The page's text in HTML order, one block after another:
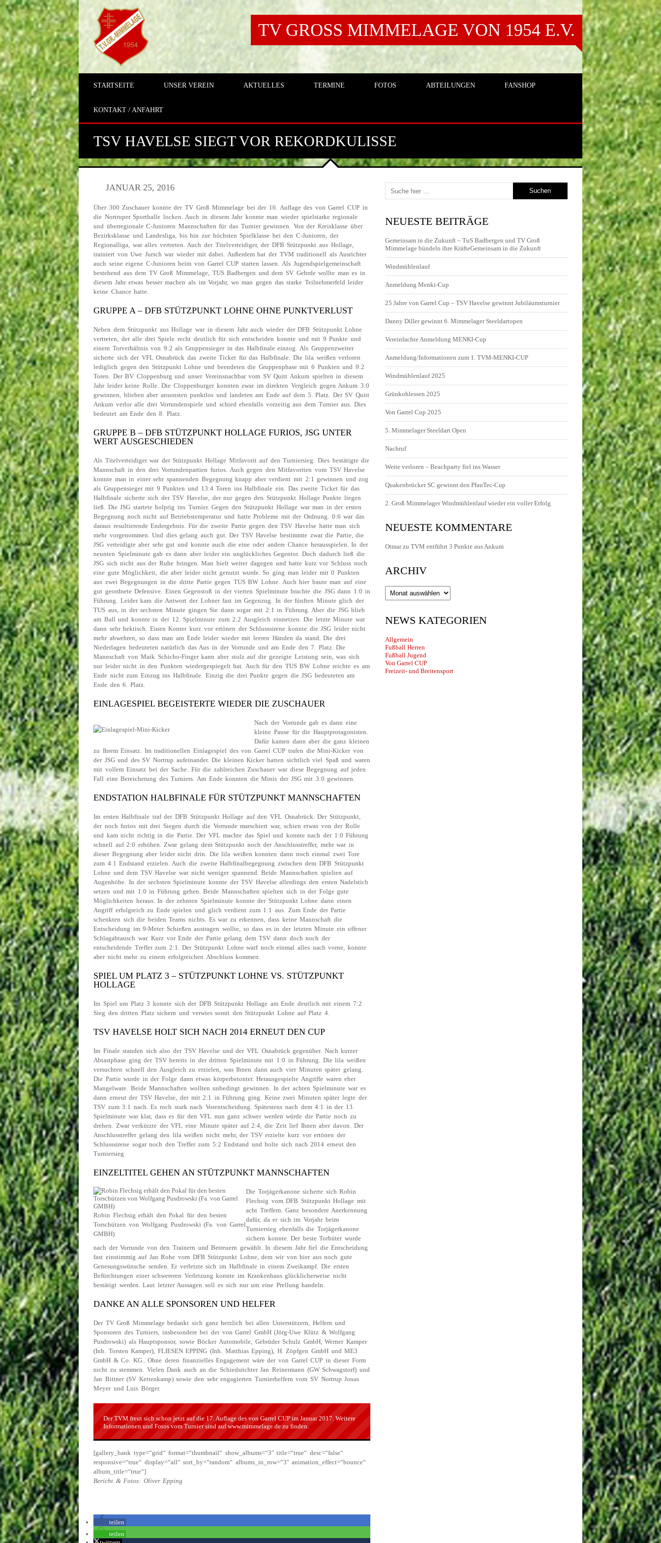
TV GROSS MIMMELAGE VON 1954 E.V.
STARTSEITE UNSER VEREIN AKTUELLES TERMINE FOTOS ABTEILUNGEN FANSHOP
KONTAKT / ANFAHRT
TSV HAVELSE SIEGT VOR REKORDKULISSE
JANUAR 25, 2016
Über 300 Zuschauer konnte der TV Groß Mimmelage bei der 16. Auflage des von Garrel CUP in
die Nortruper Sporthalle locken. Auch in diesem Jahr konnte man wieder spielstarke regionale
und überregionale C-Junioren Mannschaften für das Turnier gewinnen. Von der Kreisklasse über
Bezirksklasse und Landesliga, bis hin zur höchsten Spielklasse bei den C-Junioren, der
Regionalliga, war alles vertreten. Auch der Titelverteidiger, der DFB Stützpunkt aus Hollage,
trainiert von Uwe Jursch war wieder mit dabei. Außerdem hat der TVM traditionell als Ausrichter
auch seine eigene C-Junioren beim von Garrel CUP starten lassen. Als Jugendspielgemeinschaft
bestehend aus dem TV Groß Mimmelage, TUS Badbergen und dem SV Gehrde wollte man es in
diesem Jahr etwas besser machen als im Vorjahr, wo man gegen das starke Teilnehmerfeld leider
keine Chance hatte.
GRUPPE A – DFB STÜTZPUNKT LOHNE OHNE PUNKTVERLUST
Neben dem Stützpunkt aus Hollage war in diesem Jahr auch wieder der DFB Stützpunkt Lohne
vertreten, der alle drei Spiele recht deutlich für sich entscheiden konnte und mit 9 Punkte und
einem Torverhältnis von 9:2 als Gruppensieger in das Halbfinale einzog. Als Gruppenzweiter
sicherte sich der VFL Osnabrück das zweite Ticket für das Halbfinale. Die lila weißen verloren
lediglich gegen den Stützpunkt Lohne und beendeten die Gruppenphase mit 6 Punkten und 9:2
Toren. Der BV Cloppenburg und unser Vereinsnachbar vom SV Quitt Ankum spielten in diesem
Jahr leider keine Rolle. Die Cloppenburger konnten zwar im direkten Vergleich gegen Ankum 3:0
gewinnen, blieben aber ansonsten punktlos und landeten am Ende auf dem 5. Platz. Der SV Quitt
Ankum verlor alle drei Vorrundenspiele und schied ebenfalls vorzeitig aus dem Turnier aus. Dies
bedeutet am Ende den 8. Platz.
GRUPPE B – DFB STÜTZPUNKT HOLLAGE FURIOS, JSG UNTER
WERT AUSGESCHIEDEN
Als Titelverteidiger war der Stützpunkt Hollage Mitfavorit auf den Turniersieg. Dies bestätigte die
Mannschaft in den drei Vorrundenpartien furios. Auch gegen den Mitfavoriten vom TSV Havelse
konnte man in einer sehr spannenden Begegnung knapp aber verdient mit 2:1 gewinnen und zog
als Gruppensieger mit 9 Punkten und 13:4 Toren ins Halbfinale ein. Das zweite Ticket für das
Halbfinale sicherte sich der TSV Havelse, der nur gegen den Stützpunkt Hollage Punkte liegen
ließ. Die JSG startete holprig ins Turnier. Gegen den Stützpunkt Hollage war man in der ersten
Begegnung noch nicht auf Betriebstemperatur und hatte Probleme mit der Ordnung. 0:6 war das
daraus resultierende Endergebnis. Für die zweite Partie gegen den TSV Havelse hatte man sich
mehr vorgenommen. Und dies gelang auch gut. Der TSV Havelse bestimmte zwar die Partie, die
JSG verteidigte aber sehr gut und konnte auch die eine oder andere Chance herausspielen. In der
neunten Spielminute gab es dann aber leider ein unglückliches Gegentor. Doch dadurch ließ die
JSG sich nicht aus der Ruhe bringen. Man hielt weiter dagegen und hatte kurz vor Schluss noch
eine gute Möglichkeit, die aber leider nicht genutzt wurde. So ging man leider mit 0 Punkten
aus zwei Begegnungen in die dritte Partie gegen TUS BW Lohne. Auch hier baute man auf eine
gut geordnete Defensive. Einen Gegenstoß in der vierten Spielminute brachte die JSG dann 1:0 in
Führung. Leider kam die Antwort der Lohner fast im Gegenzug. In der fünften Minute glich der
TUS aus, in der sechsten Minute gingen Sie dann sogar mit 2:1 in Führung. Aber die JSG blieb
am Ball und konnte in der 12. Spielminute zum 2:2 Ausgleich einnetzen. Die letzte Minute war
dann sehr hektisch. Einen Konter kurz vor ertönen der Schlusssirene konnte die JSG leider nicht
mehr abwehren, so dass man am Ende leider wieder mit leeren Händen da stand. Die drei
Niederlagen bedeuteten natürlich das Aus in der Vorrunde und am Ende den 7. Platz. Die
Mannschaft von Maik Schicho-Finger kann aber stolz auf die gezeigte Leistung sein, was sich
nur leider nicht in den Punkten wiedergespiegelt hat. Auch für den TUS BW Lohne reichte es am
Ende nicht zum Einzug ins Halbfinale. Einzig die drei Punkte gegen die JSG bedeuteten am
Ende den 6. Platz.
EINLAGESPIEL BEGEISTERTE WIEDER DIE ZUSCHAUER
Nach der Vorrunde gab es dann eine
kleine Pause für die Hauptprotagonisten.
Dafür kamen dann aber die ganz kleinen
zu Ihrem Einsatz. Im traditionellen Einlagespiel des von Garrel CUP trafen die Mini-Kicker von
der JSG und des SV Nortrup aufeinander. Die kleinen Kicker hatten sichtlich viel Spaß und waren
mit vollem Einsatz bei der Sache. Für die zahlreichen Zuschauer war diese Begegnung auf jeden
Fall eine Bereicherung des Turniers. Am Ende konnten die Minis der JSG mit 3:0 gewinnen.
ENDSTATION HALBFINALE FÜR STÜTZPUNKT MANNSCHAFTEN
Im ersten Halbfinale traf der DFB Stützpunkt Hollage auf den VFL Osnabrück. Der Stützpunkt,
der noch furios mit drei Siegen durch die Vorrunde marschiert war, schien etwas von der Rolle
und kam nicht richtig in die Partie. Der VFL machte das Spiel und konnte nach der 1:0 Führung
schnell auf 2:0 erhöhen. Zwar gelang dem Stützpunkt noch der Anschlusstreffer, mehr war in
dieser Begegnung aber leider nicht drin. Die lila weißen konnten dann noch einmal zwei Tore
zum 4:1 Endstand erzielen. Auch die zweite Halbfinalbegegnung zwischen dem DFB Stützpunkt
Lohne und dem TSV Havelse war nicht weniger spannend. Beide Mannschaften spielten auf
Augenhöhe. In der sechsten Spielminute konnte der TSV Havelse allerdings den ersten Nadelstich
setzen und mit 1:0 in Führung gehen. Beide Mannschaften spielten sich in der Folge gute
Möglichkeiten heraus. In der zehnten Spielminute konnte der Stützpunkt Lohne dann einen
Angriff erfolgreich zu Ende spielen und glich verdient zum 1:1 aus. Zum Ende der Partie
schenkten sich die beiden Teams nichts. Es war zu erkennen, dass keine Mannschaft die
Entscheidung im 9-Meter Schießen austragen wollte, so dass es in der letzten Minute ein offener
Schlagabtausch war. Kurz vor Ende der Partie gelang dem TSV dann doch noch der
entscheidende Treffer zum 2:1. Der Stützpunkt Lohne warf noch einmal alles nach vorne, konnte
aber nicht mehr zu einem erfolgreichen Abschluss kommen.
SPIEL UM PLATZ 3 – STÜTZPUNKT LOHNE VS. STÜTZPUNKT
HOLLAGE
Im Spiel um Platz 3 konnte sich der DFB Stützpunkt Hollage am Ende deutlich mit einem 7:2
Sieg den dritten Platz sichern und verwies somit den Stützpunkt Lohne auf Platz 4.
TSV HAVELSE HOLT SICH NACH 2014 ERNEUT DEN CUP
Im Finale standen sich also der TSV Havelse und der VFL Osnabrück gegenüber. Nach kurzer
Abtastphase ging der TSV bereits in der dritten Spielminute mit 1:0 in Führung. Die lila weißen
versuchten schnell den Ausgleich zu erzielen, was Ihnen dann auch vier Minuten später gelang.
Die Partie wurde in der Folge dann etwas körperbetonter. Herausgespielte Angriffe waren eher
Mangelware. Beide Mannschaften wollten unbedingt gewinnen. In der achten Spielminute war es
dann erneut der TSV Havelse, der mit 2:1 in Führung ging. Keine zwei Minuten später legte der
TSV zum 3:1 nach. Es roch stark nach Vorentscheidung. Spätestens nach dem 4:1 in der 13.
Spielminute war klar, dass es für den VFL nun ganz schwer werden würde die Partie noch zu
drehen. Zwar verkürzte der VFL eine Minute später auf 2:4, die Zeit lief Ihnen aber davon. Der
Anschlusstreffer gelang den lila weißen nicht mehr, der TSV erzielte kurz vor ertönen der
Schlusssirene sogar noch den Treffer zum 5:2 Endstand und holte sich nach 2014 erneut den
Turniersieg
EINZELTITEL GEHEN AN STÜTZPUNKT MANNSCHAFTEN
Robin Flechsig erhält den Pokal für den besten
Torschützen von Wolfgang Pusdrowski (Fa. von Garrel
GMBH)
Die Torjägerkanone sicherte sich Robin
Flechsig vom DFB Stützpunkt Hollage mit
acht Treffern. Ganz besondere Anerkennung
dafür, da er sich im Vorjahr beim
Turniersieg ebenfalls die Torjägerkanone
sichern konnte. Der beste Torhüter wurde
nach der Vorrunde von den Trainern und Betreuern gewählt. In diesem Jahr fiel die Entscheidung
fast einstimmig auf Jan Rohe vom DFB Stützpunkt Lohne, dem wir von hier aus noch gute
Genesungswünsche senden. Er verletzte sich im Halbfinale in einem Zweikampf. Die ersten
Befürchtungen einer schwereren Verletzung konnte im Krankenhaus glücklicherweise nicht
bestätigt werden. Laut letzter Aussagen soll es sich nur um eine Prellung handeln.
DANKE AN ALLE SPONSOREN UND HELFER
Der TV Groß Mimmelage bedankt sich ganz herzlich bei allen Unterstützern, Helfern und
Sponsoren des Turniers, insbesondere bei der von Garrel GmbH (Jörg-Uwe Klütz & Wolfgang
Pusdrowski) als Hauptsponsor, sowie Böcker Automobile, Gebrüder Schulz GmbH, Werner Kamper
(Inh. Torsten Kamper), FLIESEN EPPING (Inh. Matthias Epping), H. Zöpfgen GmbH und ME3
GmbH & Co. KG.. Ohne deren finanzielles Engagement wäre der von Garrel CUP in dieser Form
nicht zu stemmen. Vielen Dank auch an die Schiedsrichter Jan Reinermann (GW Schwagstorf) und
Jan Bittner (SV Kettenkamp) sowie den sehr engagierten Turnierhelfern vom SV Nortrup Jonas
Meyer und Luis Börger.
Der TVM freut sich schon jetzt auf die 17. Auflage des von Garrel CUP im Januar 2017. Weitere
Informationen und Fotos vom Turnier sind aufwww.mimmelage.dezu finden.
[gallery_bank type=“grid“ format=“thumbnail“ show_albums=“3″ title=“true“ desc=“false“
responsive=“true“ display=“all“ sort_by=“random“ albums_in_row=“3″ animation_effect=“bounce“
album_title=“true“]
Bericht & Fotos: Oliver Epping
teilen
teilen
NEUESTE BEITRÄGE
Gemeinsam in die Zukunft – TuS Badbergen und TV Groß
Mimmelage bündeln ihre KräfteGemeinsam in die Zukunft
Windmühlenlauf
Anmeldung Menki-Cup
25 Jahre von Garrel Cup – TSV Havelse gewinnt Jubiläumsturnier
Danny Diller gewinnt 6. Mimmelager Steeldartopen
Vereinfachte Anmeldung MENKI-Cup
Anmeldung/Informationen zum 1. TVM-MENKI-CUP
Windmühlenlauf 2025
Grünkohlessen 2025
Von Garrel Cup 2025
5. Mimmelager Steeldart Open
Nachruf
Wette verloren – Beachparty fiel ins Wasser
Quakenbrücker SC gewinnt den PfauTec-Cup
2. Groß Mimmelager Windmühlenlauf wieder ein voller Erfolg
NEUESTE KOMMENTARE
OtmarzuTVM entführt 3 Punkte aus Ankum
ARCHIV
Archiv
NEWS KATEGORIEN
Allgemein
Fußball Herren
Fußball Jugend
Von Garrel CUP
Freizeit- und Breitensport